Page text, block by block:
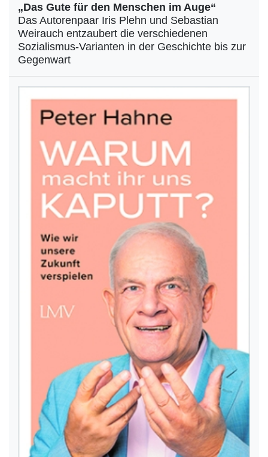
„Das Gute für den Menschen im Auge“
Das Autorenpaar Iris Plehn und Sebastian
Weirauch entzaubert die verschiedenen
Sozialismus-Varianten in der Geschichte bis zur
Gegenwart